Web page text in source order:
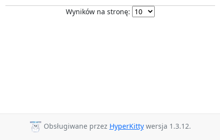
Wyników na stronę:
Obsługiwane przez HyperKittywersja 1.3.12.